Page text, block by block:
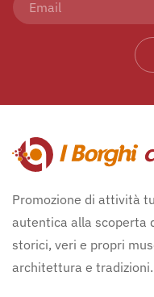
Promozione di attività
autentica alla scoperta
storici, veri e propri
architettura e tradizioni.